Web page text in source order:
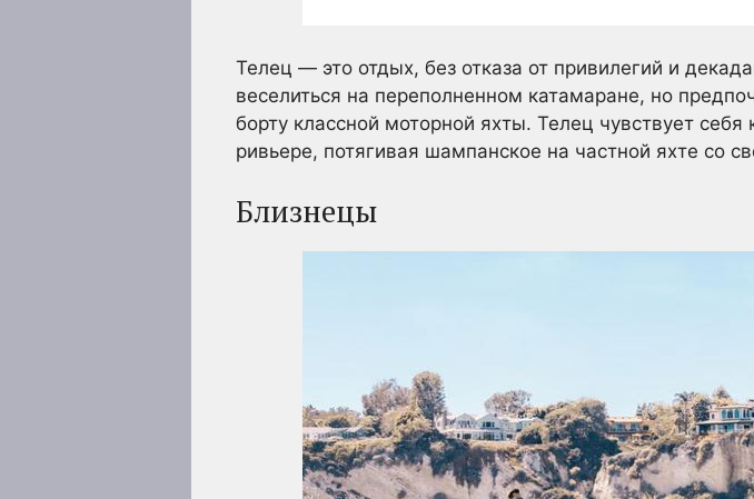
Телец — это отдых, без отказа от привилегий и
веселиться на переполненном катамаране, но
борту классной моторной яхты. Телец чувствует
ривьере, потягивая шампанское на частной яхте со
Близнецы